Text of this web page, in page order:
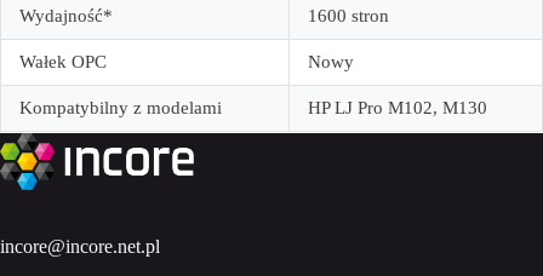
Wydajność* 1600 stron
Wałek OPC Nowy
Kompatybilny z modelami HP LJ Pro M102, M130
incore@incore.net.pl